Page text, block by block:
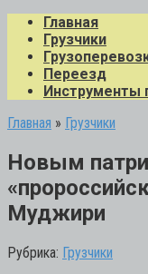
Главная
Грузчики
Переезд
Инструменты
Главная » Грузчики
Новым
Муджири
Рубрика: Грузчики